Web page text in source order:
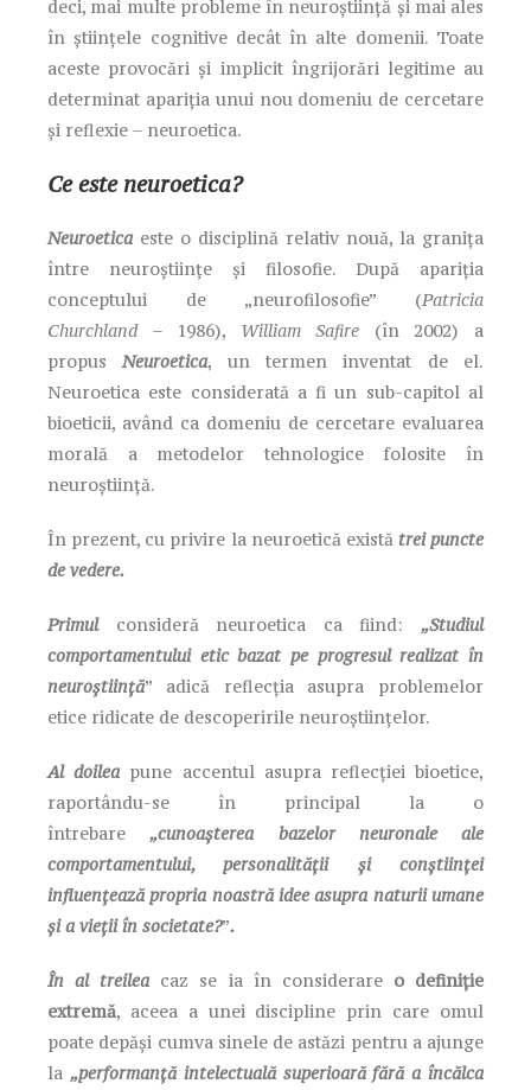
deci, mai multe probleme în neuroștiință și mai ales
în științele cognitive decât în alte domenii. Toate
aceste provocări și implicit îngrijorări legitime au
determinat apariția unui nou domeniu de cercetare
și reflexie – neuroetica.
Ce este neuroetica?
Neuroetica este o disciplină relativ nouă, la granița
între neuroștiințe și filosofie. După apariția
conceptului de „neurofilosofie” (Patricia
Churchland– 1986), William Safire (în 2002) a
propusNeuroetica, un termen inventat de el.
Neuroetica este considerată a fi un sub-capitol al
bioeticii, având ca domeniu de cercetare evaluarea
morală a metodelor tehnologice folosite în
neuroștiință.
În prezent, cu privire la neuroetică există trei puncte
de vedere.
Primulconsideră neuroetica ca fiind: „Studiul
comportamentului etic bazat pe progresul realizat în
neuroștiință” adică reflecția asupra problemelor
etice ridicate de descoperirile neuroștiințelor.
Al doilea pune accentul asupra reflecției bioetice,
raportându-se în principal la o
întrebare „cunoașterea bazelor neuronale ale
comportamentului, personalității și conștiinței
influențează propria noastră idee asupra naturii umane
și a vieții în societate?”.
În al treilea caz se ia în considerare o definiție
extremă, aceea a unei discipline prin care omul
poate depăși cumva sinele de astăzi pentru a ajunge
la „performanță intelectuală superioară fără a încălca